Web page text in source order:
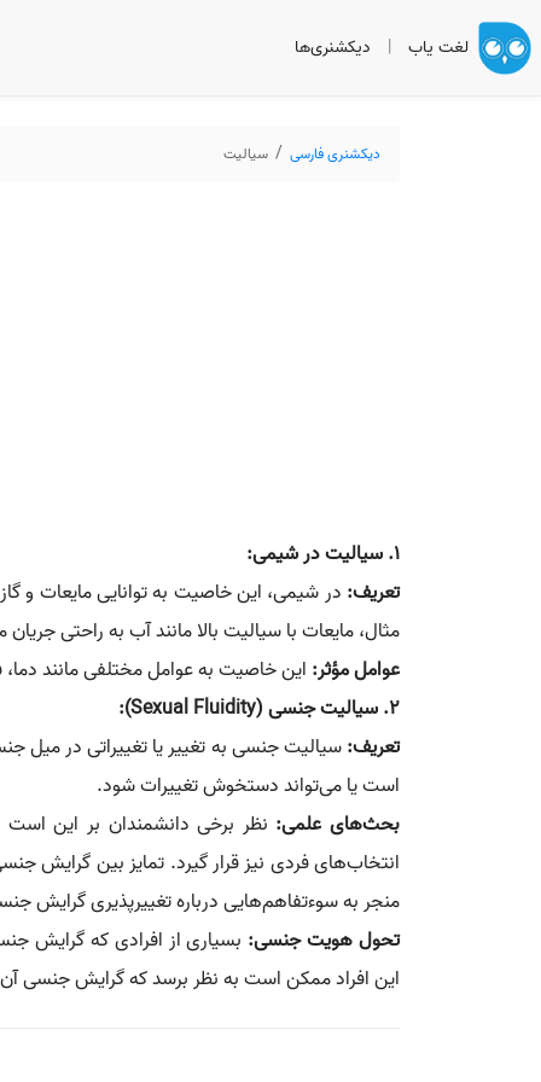
لغت یاب | دیکشنری‌ها
دیکشنری فارسی سیالیت
1. سیالیت در شیمی:
تعریف: در شیمی، این خاصیت به توانایی مایعات و
مثال، مایعات با سيالیت بالا مانند آب به راحتی
عوامل مؤثر: این خاصیت به عوامل مختلفی مانند
2. سیالیت جنسی (Sexual Fluidity):
تعریف:سیالیت جنسی به تغییر یا تغییراتی در
است یا می‌تواند دستخوش تغییرات شود.
بحث‌های علمی: نظر برخی دانشمندان بر این
انتخاب‌های فردی نیز قرار گیرد. تمایز بین گرایش
منجر به سوءتفاهم‌هایی درباره تغییرپذیری گرایش
تحول هویت جنسی: بسیاری از افرادی که گرایش
این افراد ممکن است به نظر برسد که گرایش جنسی